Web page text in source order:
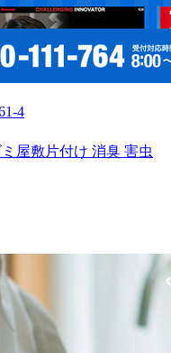
4
ミ屋敷片付け 消臭 害虫